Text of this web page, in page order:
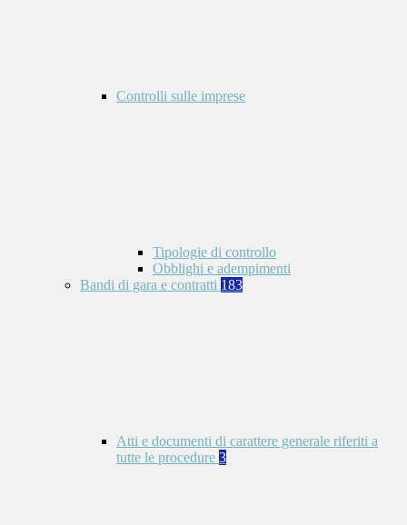
Controlli sulle imprese
Tipologie di controllo
Obblighi e adempimenti
Bandi di gara e contratti 183
Atti e documenti di carattere generale riferiti a
tutte le procedure 3